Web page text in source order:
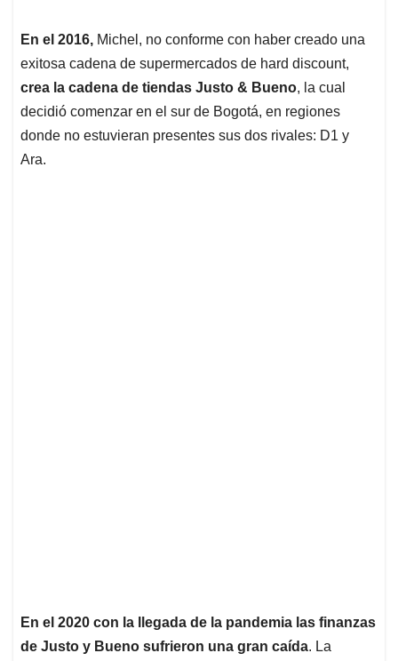
En el 2016, Michel, no conforme con haber creado una
exitosa cadena de supermercados de hard discount,
crea la cadena de tiendas Justo & Bueno, la cual
decidió comenzar en el sur de Bogotá, en regiones
donde no estuvieran presentes sus dos rivales: D1 y
Ara.
En el 2020 con la llegada de la pandemia las finanzas
de Justo y Bueno sufrieron una gran caída. La